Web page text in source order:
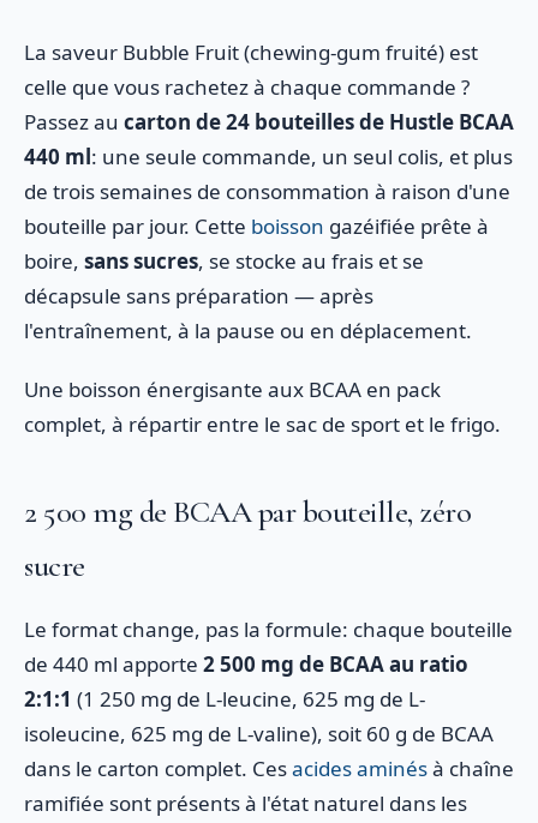
La saveur Bubble Fruit (chewing-gum fruité) est
celle que vous rachetez à chaque commande ?
Passez au carton de 24 bouteilles de Hustle BCAA
440 ml: une seule commande, un seul colis, et plus
de trois semaines de consommation à raison d'une
bouteille par jour. Cette boisson gazéifiée prête à
boire, sans sucres, se stocke au frais et se
décapsule sans préparation — après
l'entraînement, à la pause ou en déplacement.
Une boisson énergisante aux BCAA en pack
complet, à répartir entre le sac de sport et le frigo.
2 500 mg de BCAA par bouteille, zéro
sucre
Le format change, pas la formule: chaque bouteille
de 440 ml apporte 2 500 mg de BCAA au ratio
2:1:1 (1 250 mg de L-leucine, 625 mg de L-
isoleucine, 625 mg de L-valine), soit 60 g de BCAA
dans le carton complet. Cesacides aminésà chaîne
ramifiée sont présents à l'état naturel dans les